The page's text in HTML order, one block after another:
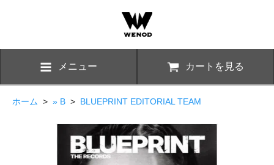
メニュー カートを見る
ホーム > » B > BLUEPRINT EDITORIAL TEAM